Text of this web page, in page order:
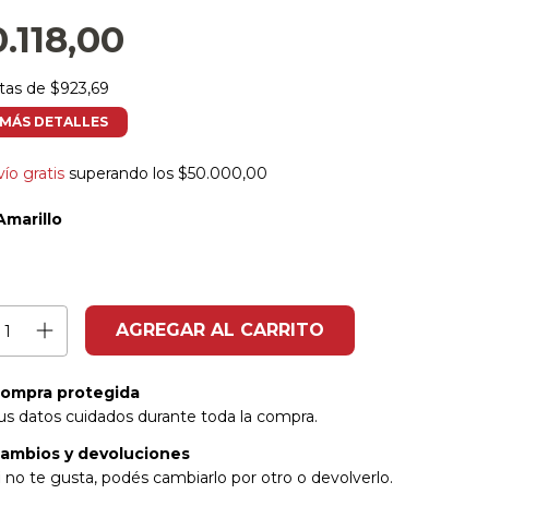
de $923,69
DETALLES
gratis superando los$50.000,00
protegida
datos cuidados durante toda la compra.
y devoluciones
no te gusta, podés cambiarlo por otro o devolverlo.